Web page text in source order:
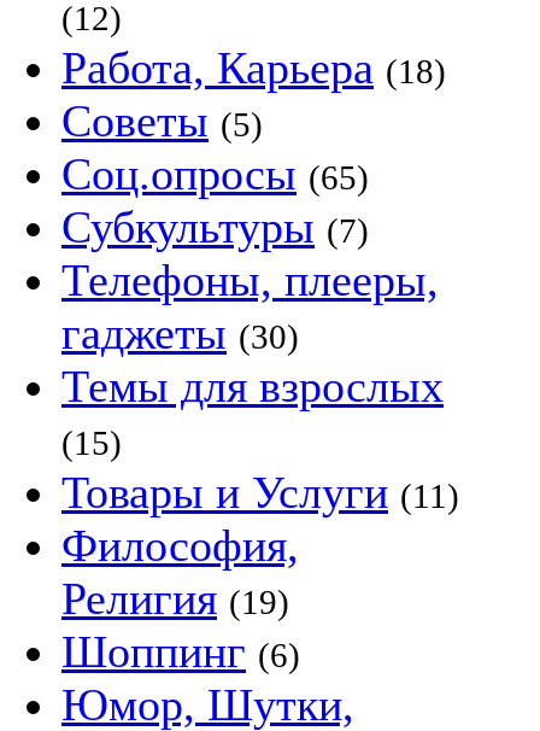
(12)
Работа, Карьера (18)
Советы (5)
Соц.опросы (65)
Субкультуры (7)
Телефоны, плееры,
гаджеты (30)
Темы для взрослых
(15)
Товары и Услуги (11)
Философия,
Религия (19)
Шоппинг (6)
Юмор, Шутки,